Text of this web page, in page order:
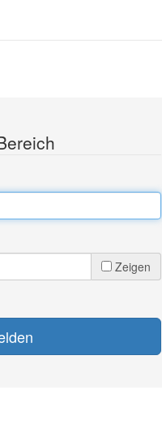
Zeigen